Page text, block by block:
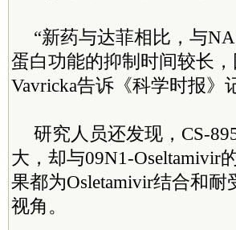
“新药与达菲相比，与
蛋白功能的抑制时间较长
Vavricka告诉《科学时报》
研究人员还发现，CS-
大，却与09N1-Oseltamivir
果都为Osletamivir结合和
视角。